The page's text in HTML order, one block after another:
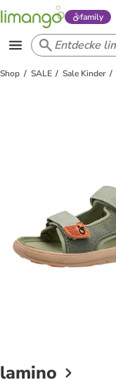
family
Shop SALE Sale Kinder
lamino